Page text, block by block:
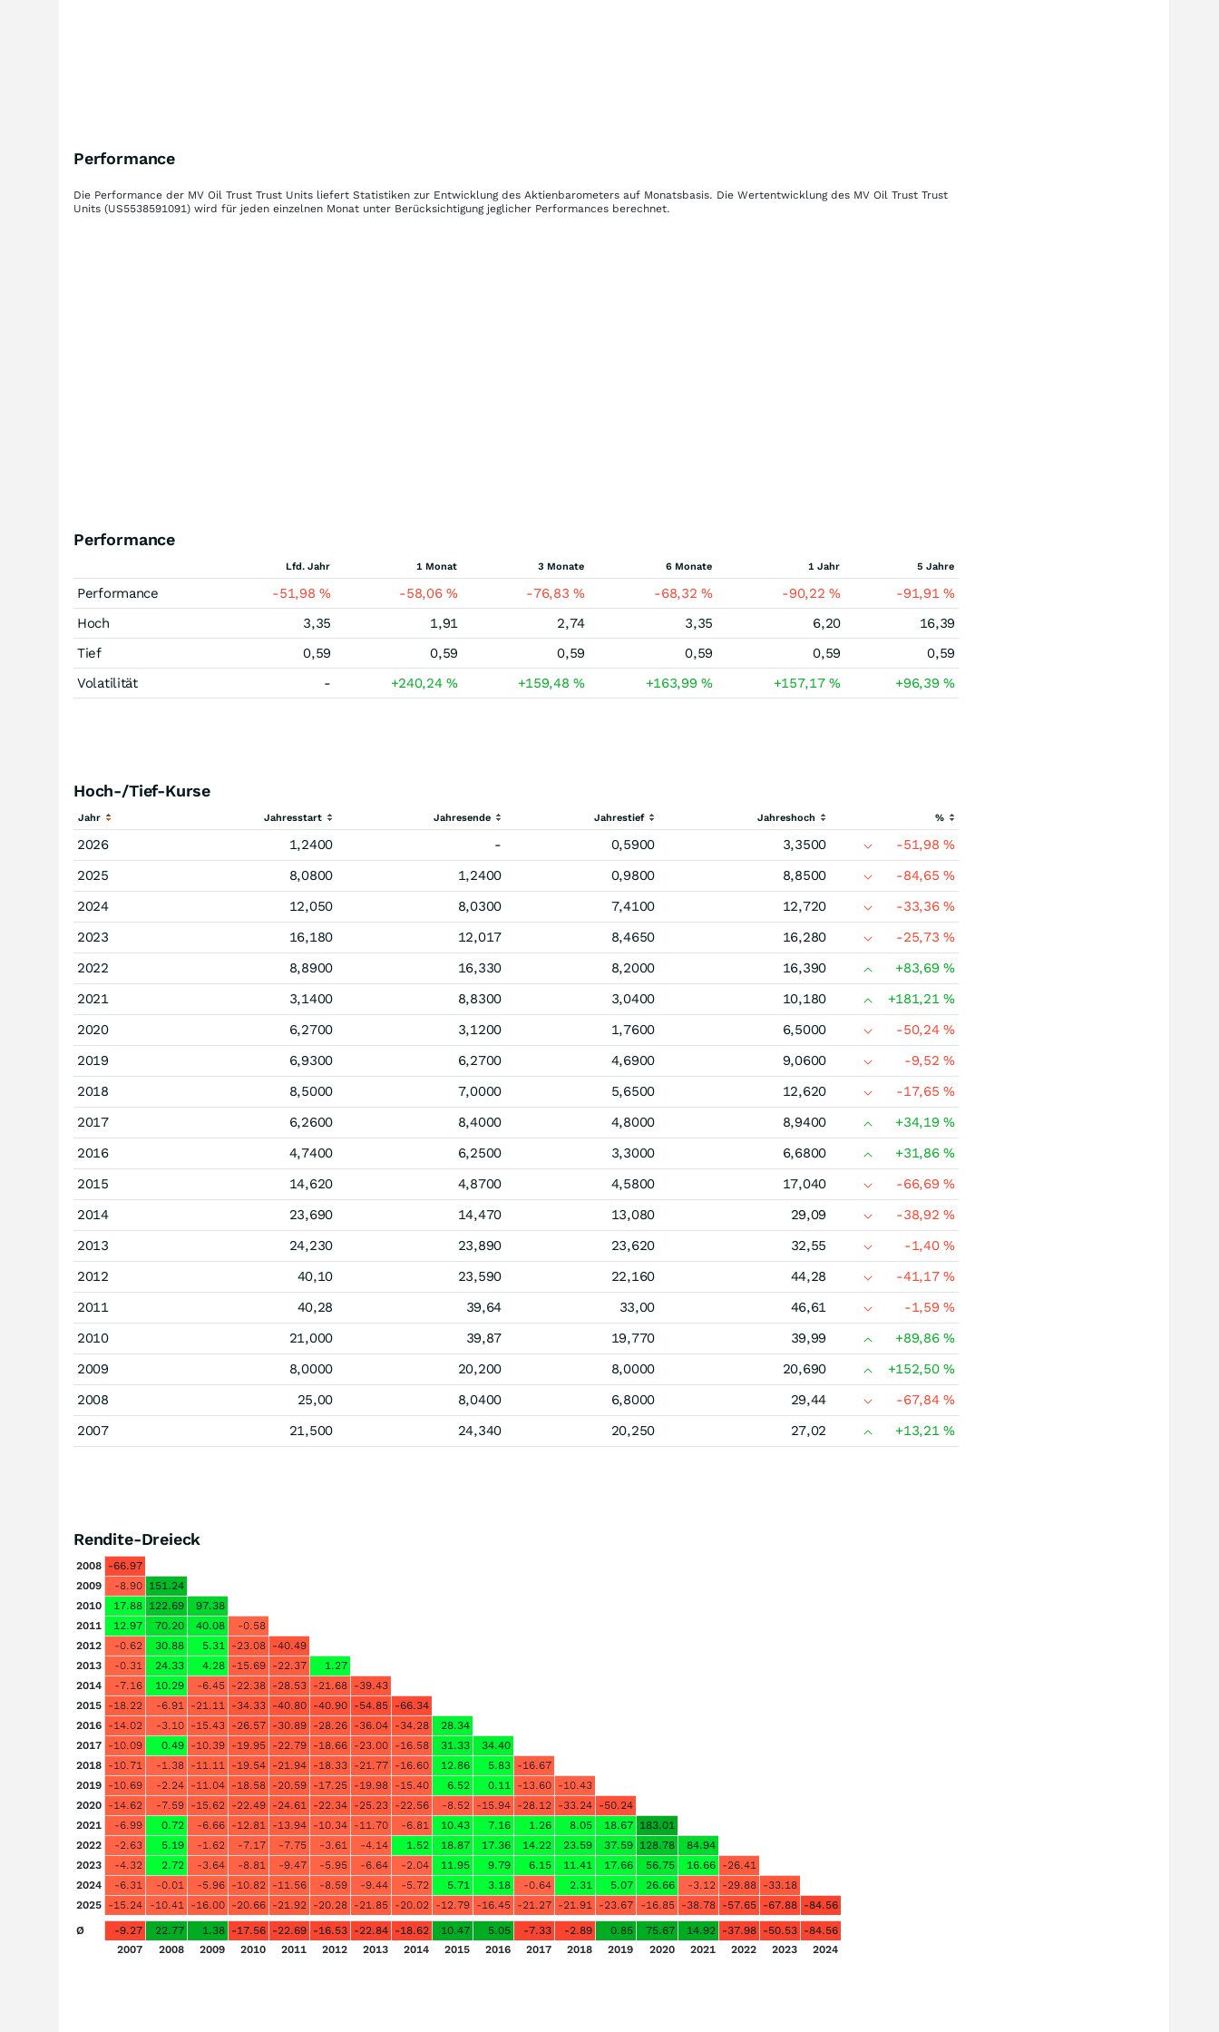
Performance
Die Performance der MV Oil Trust Trust Units liefert Statistiken zur Entwicklung des Aktienbarometers auf Monatsbasis. Die Wertentwicklung des MV Oil Trust Trust
Units (US5538591091) wird für jeden einzelnen Monat unter Berücksichtigung jeglicher Performances berechnet.
Performance
Lfd. Jahr 1 Monat 3 Monate 6 Monate 1 Jahr 5 Jahre
Performance -51,98% -58,06% -76,83% -68,32% -90,22% -91,91%
Hoch
3,35 1,91 2,74 3,35 6,20
16,39
Tief
0,59 0,59 0,59 0,59 0,59
0,59
Volatilität
- +240,24% +159,48% +163,99% +157,17% +96,39%
Hoch-/Tief-Kurse
Jahr Jahresstart Jahresende Jahrestief Jahreshoch %
2026 1,2400 - 0,5900 3,3500 -51,98%
2025
8,0800 1,2400 0,9800 8,8500 -84,65%
2024
12,050 8,0300 7,4100 12,720 -33,36%
2023
16,180 12,017 8,4650 16,280 -25,73%
2022
8,8900 16,330 8,2000 16,390 +83,69%
2021
3,1400 8,8300 3,0400 10,180 +181,21%
2020
6,2700 3,1200 1,7600 6,5000 -50,24%
2019
6,9300 6,2700 4,6900 9,0600 -9,52%
2018
8,5000 7,0000 5,6500 12,620 -17,65%
2017
6,2600 8,4000 4,8000 8,9400 +34,19%
2016
4,7400 6,2500 3,3000 6,6800 +31,86%
2015
14,620 4,8700 4,5800 17,040 -66,69%
2014
23,690 14,470 13,080 29,09 -38,92%
2013
24,230 23,890 23,620 32,55 -1,40%
2012
40,10 23,590 22,160 44,28 -41,17%
2011
40,28 39,64 33,00 46,61 -1,59%
2010
21,000 39,87 19,770 39,99 +89,86%
2009
8,0000 20,200 8,0000 20,690 +152,50%
2008
25,00 8,0400 6,8000 29,44 -67,84%
2007
21,500 24,340 20,250 27,02 +13,21%
Rendite-Dreieck
2008 -66.97
2009
-8.90 151.24
2010
17.88 122.69
97.38
2011
12.97 70.20 40.08
-0.58
2012
-0.62 30.88 5.31 -23.08 -40.49
2013
-0.31 24.33 4.28 -15.69 -22.37
1.27
2014
-7.16 10.29 -6.45 -22.38 -28.53 -21.68 -39.43
2015 -18.22 -6.91 -21.11 -34.33 -40.80 -40.90 -54.85 -66.34
2016 -14.02 -3.10 -15.43 -26.57 -30.89 -28.26 -36.04 -34.28
28.34
2017 -10.09 0.49 -10.39 -19.95 -22.79 -18.66 -23.00 -16.58 31.33
34.40
2018 -10.71 -1.38 -11.11 -19.54 -21.94 -18.33 -21.77 -16.60 12.86 5.83 -16.67
2019 -10.69 -2.24 -11.04 -18.58 -20.59 -17.25 -19.98 -15.40 6.52 0.11 -13.60 -10.43
2020 -14.62 -7.59 -15.62 -22.49 -24.61 -22.34 -25.23 -22.56 -8.52 -15.94 -28.12 -33.24 -50.24
2021
-6.99 0.72 -6.66 -12.81 -13.94 -10.34 -11.70 -6.81 10.43 7.16 1.26 8.05 18.67 183.01
2022
-2.63 5.19 -1.62 -7.17 -7.75 -3.61 -4.14 1.52 18.87 17.36 14.22 23.59 37.59 128.78
84.94
2023
-4.32 2.72 -3.64 -8.81 -9.47 -5.95 -6.64 -2.04 11.95 9.79 6.15 11.41 17.66 56.75 16.66 -26.41
2024
-6.31 -0.01 -5.96 -10.82 -11.56 -8.59 -9.44 -5.72 5.71 3.18 -0.64 2.31 5.07 26.66 -3.12 -29.88 -33.18
2025 -15.24 -10.41 -16.00 -20.66 -21.92 -20.28 -21.85 -20.02 -12.79 -16.45 -21.27 -21.91 -23.67 -16.85 -38.78 -57.65 -67.88 -84.56
Ø
-9.27 22.77 1.38 -17.56 -22.69 -16.53 -22.84 -18.62 10.47 5.05 -7.33 -2.89 0.85 75.67 14.92 -37.98 -50.53 -84.56
2007
2008 2009 2010 2011 2012 2013 2014 2015 2016 2017 2018 2019 2020 2021 2022 2023 2024